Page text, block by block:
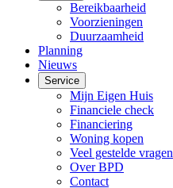
Bereikbaarheid
Voorzieningen
Duurzaamheid
Planning
Nieuws
Service
Mijn Eigen Huis
Financiele check
Financiering
Woning kopen
Veel gestelde vragen
Over BPD
Contact